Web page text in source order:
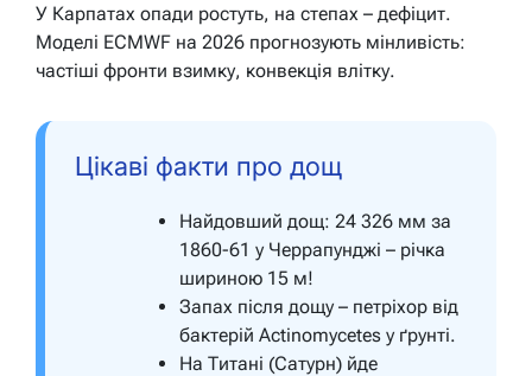
У Карпатах опади ростуть, на степах – дефіцит.
Моделі ECMWF на 2026 прогнозують мінливість:
частіші фронти взимку, конвекція влітку.
Цікаві факти про дощ
Найдовший дощ: 24 326 мм за
1860-61 у Черрапунджі – річка
шириною 15 м!
Запах після дощу – петріхор від
бактерій Actinomycetes у ґрунті.
На Титані (Сатурн) йде